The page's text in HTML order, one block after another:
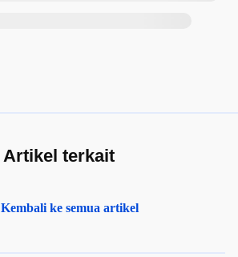
Artikel terkait
Kembali ke semua artikel